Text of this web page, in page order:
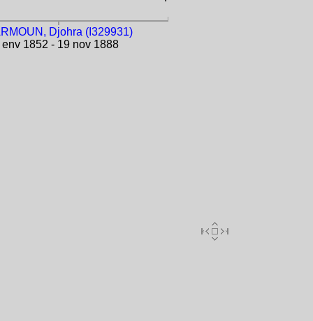
Djohra (I329931)
1852 - 19 nov 1888